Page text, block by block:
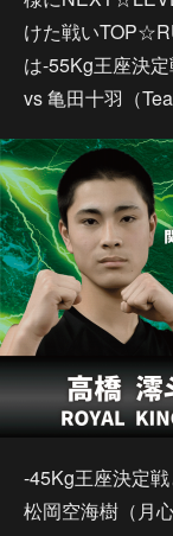
けた戦い
は-55Kg王座決
vs 亀田十羽（
-45Kg王座決定
松岡空海樹（月